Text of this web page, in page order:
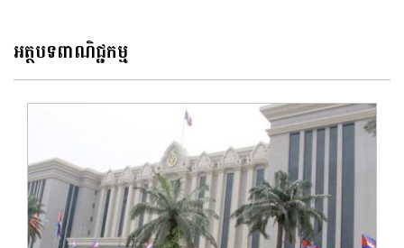
អត្ថបទពាណិជ្ជកម្ម